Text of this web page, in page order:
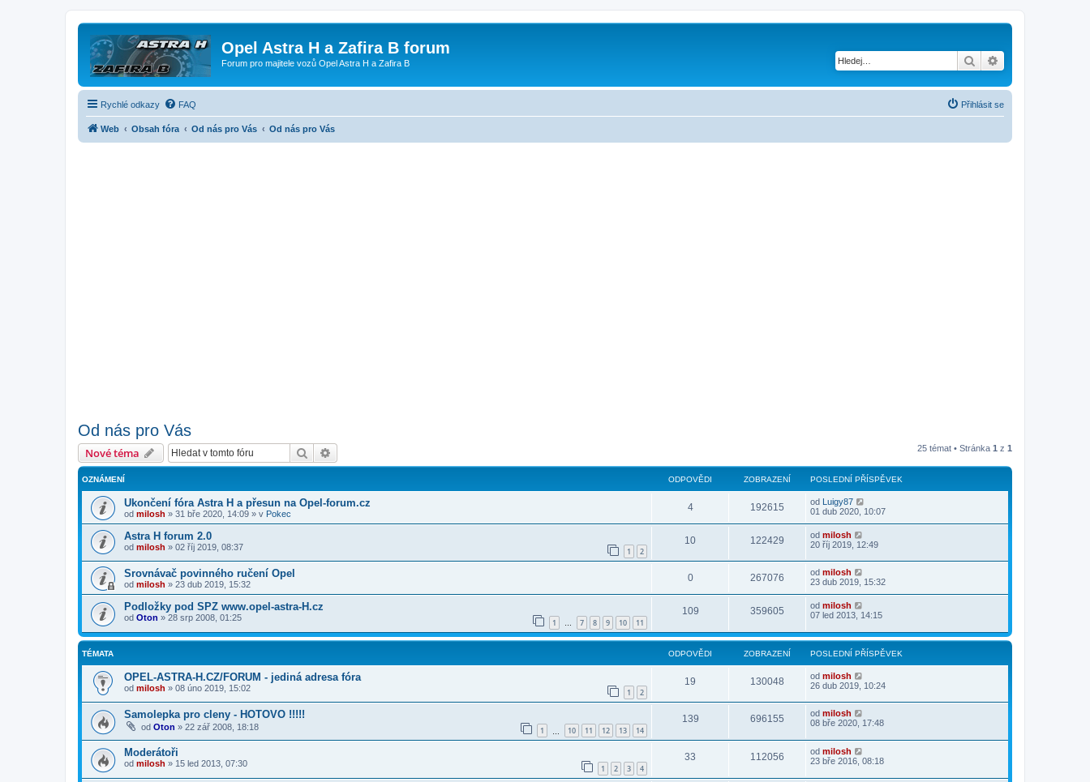
Opel Astra H a Zafira B forum
Forum pro majitele vozů Opel Astra H a Zafira B Hledat
Rychlé odkazy FAQ Přihlásit se
Web Obsah fóra Od nás pro Vás Od nás pro Vás
Od nás pro Vás
Nové téma Hledat 25 témat • Stránka 1 z 1
OZNÁMENÍ ODPOVĚDI ZOBRAZENÍ POSLEDNÍ PŘÍSPĚVEK
Ukončení fóra Astra H a přesun na Opel-forum.cz
od milosh » 31 bře 2020, 14:09 » v Pokec
4 192615 od Luigy87
01 dub 2020, 10:07
Astra H forum 2.0
od milosh » 02 říj 2019, 08:37 1 2
10 122429 od milosh
20 říj 2019, 12:49
Srovnávač povinného ručení Opel
od milosh » 23 dub 2019, 15:32
0 267076 od milosh
23 dub 2019, 15:32
Podložky pod SPZ www.opel-astra-H.cz
od Oton » 28 srp 2008, 01:25 1 … 7 8 9 10 11
109 359605 od milosh
07 led 2013, 14:15
TÉMATA ODPOVĚDI ZOBRAZENÍ POSLEDNÍ PŘÍSPĚVEK
OPEL-ASTRA-H.CZ/FORUM - jediná adresa fóra
od milosh » 08 úno 2019, 15:02 1 2
19 130048 od milosh
26 dub 2019, 10:24
Samolepka pro cleny - HOTOVO !!!!!
od Oton » 22 zář 2008, 18:18 1 10 11 12 13 14
139 696155 od milosh
08 bře 2020, 17:48
Moderátoři
od milosh » 15 led 2013, 07:30 1 2 3 4
33 112056 od milosh
23 bře 2016, 08:18